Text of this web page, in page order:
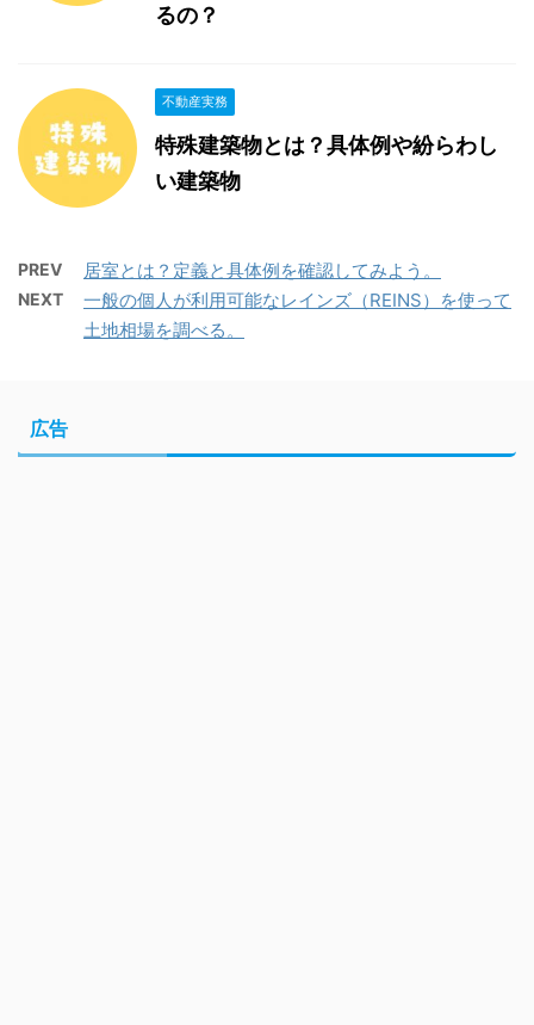
るの？
不動産実務
特殊建築物とは？具体例や紛らわし
い建築物
PREV 居室とは？定義と具体例を確認してみよう。
NEXT
一般の個人が利用可能なレインズ（REINS）を使って
土地相場を調べる。
広告